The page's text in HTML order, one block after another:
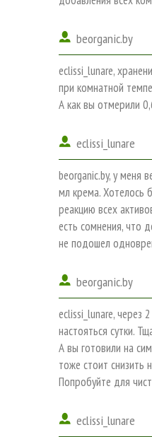
beorganic.by
eclissi_lunare,
при комнатной
А как вы отмерили
eclissi_lunare
beorganic.by, у меня
мл крема. Хотелось
реакцию всех
есть сомнения, что
не подошел
beorganic.by
eclissi_lunare, через
настояться сутки.
А вы готовили на
тоже стоит снизить
Попробуйте для
eclissi_lunare